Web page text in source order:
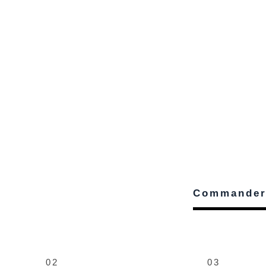
Commander
02 03